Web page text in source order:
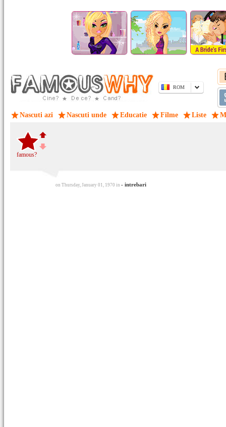
ROM
Nascuti azi Nascuti unde Educatie Filme Liste
famous?
on Thursday, January 01, 1970 in - intrebari